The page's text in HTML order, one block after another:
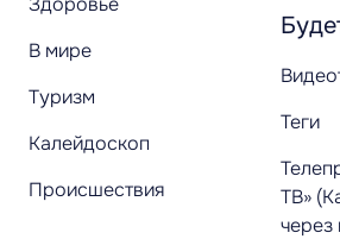
В мире
Туризм
Калейдоскоп
Происшествия
Теги
ТВ»
через